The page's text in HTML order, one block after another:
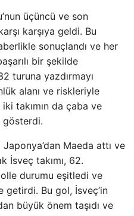
üçüncü ve son
karşıya geldi. Bu
sonuçlandı ve her
bir şekilde
turuna yazdırmayı
alanı ve riskleriyle
takımın da çaba ve
Maeda attı ve
İsveç takımı, 62.
durumu eşitledi ve
getirdi. Bu gol, İsveç’in
büyük önem taşıdı ve